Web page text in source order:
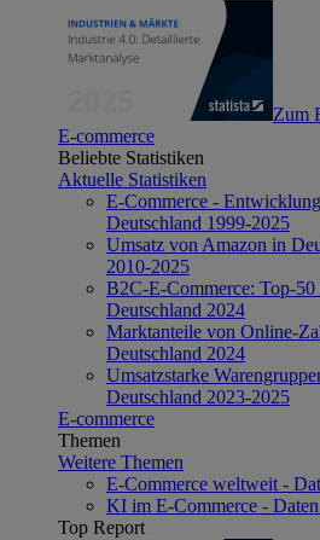
Zum
E-commerce
Beliebte Statistiken
Aktuelle Statistiken
E-Commerce -
Deutschland 1999-2025
Umsatz von Amazon in
2010-2025
B2C-E-Commerce: Top-50
Deutschland 2024
Marktanteile von Online-
Deutschland 2024
Umsatzstarke
Deutschland 2023-2025
E-commerce
Themen
Weitere Themen
E-Commerce weltweit -
KI im E-Commerce -
Top Report